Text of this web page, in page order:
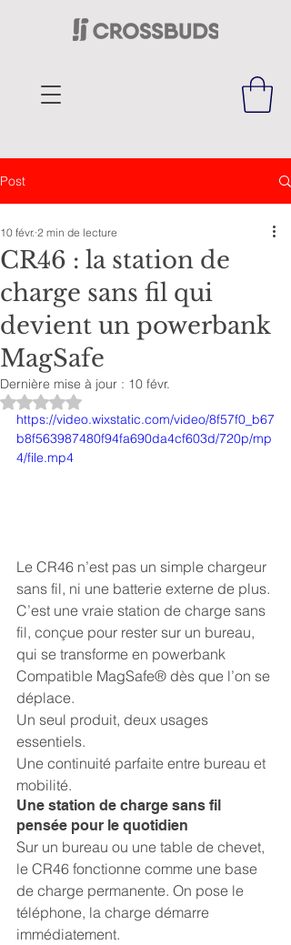
Post
CR46 : la station de
charge sans fil qui
devient un powerbank
MagSafe
10 févr. 2 min de lecture
Dernière mise à jour : 10 févr.
Noté NaN étoiles sur 5.
https://video.wixstatic.com/video/8f57f0_b67
b8f563987480f94fa690da4cf603d/720p/mp
4/file.mp4
Le CR46 n’est pas un simple chargeur
sans fil, ni une batterie externe de plus.
C’est une vraie station de charge sans
fil, conçue pour rester sur un bureau,
qui se transforme en powerbank
Compatible MagSafe® dès que l’on se
déplace.
Un seul produit, deux usages
essentiels.
Une continuité parfaite entre bureau et
mobilité.
Une station de charge sans fil
pensée pour le quotidien
Sur un bureau ou une table de chevet,
le CR46 fonctionne comme une base
de charge permanente. On pose le
téléphone, la charge démarre
immédiatement.